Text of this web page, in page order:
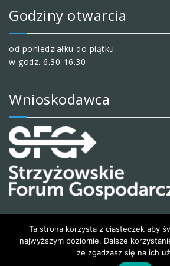
Godziny otwarcia
od poniedziałku do piątku
w godz. 6.30-16.30
Wnioskodawca
Ta strona korzysta z ciasteczek aby
najwyższym poziomie. Dalsze
że zgadzasz się na ich